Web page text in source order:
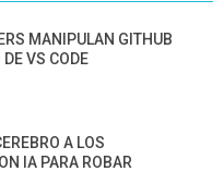
MANIPULAN GITHUB
VS CODE
A LOS
IA PARA ROBAR